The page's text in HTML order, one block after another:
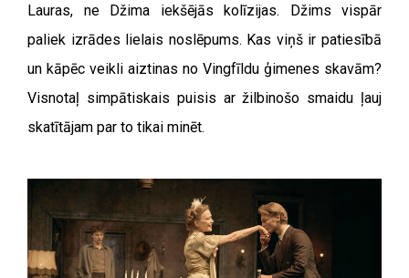
Lauras, ne Džima iekšējās kolīzijas. Džims vispār
paliek izrādes lielais noslēpums. Kas viņš ir patiesībā
un kāpēc veikli aiztinas no Vingfīldu ģimenes skavām?
Visnotaļ simpātiskais puisis ar žilbinošo smaidu ļauj
skatītājam par to tikai minēt.